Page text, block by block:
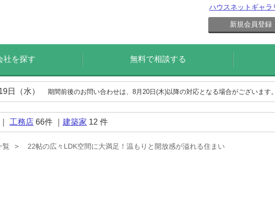
ハウスネットギャラ
新規会員登録
社を探す 無料で相談する
日（水） 期間前後のお問い合わせは、8月20日(木)以降の対応となる場合がございます。
工務店 66件 ｜ 建築家 12 件
覧 22帖の広々LDK空間に大満足！温もりと開放感が溢れる住まい